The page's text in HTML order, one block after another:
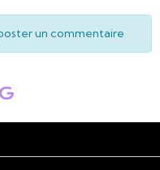
un commentaire